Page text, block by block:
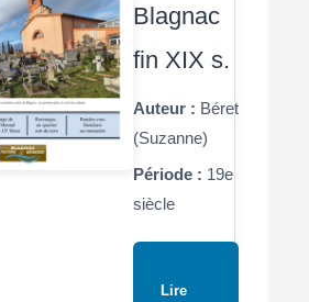
Blagnac
fin XIX s.
Auteur : Béret
(Suzanne)
Période : 19e
siècle
Lire